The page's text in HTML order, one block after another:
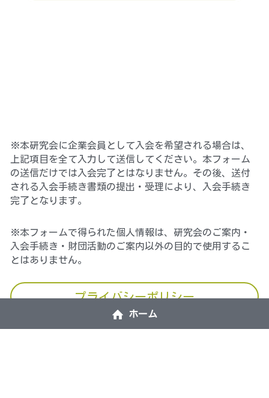
※本研究会に企業会員として入会を希望される場合は、
上記項目を全て入力して送信してください。本フォーム
の送信だけでは入会完了とはなりません。その後、送付
される入会手続き書類の提出・受理により、入会手続き
完了となります。
※本フォームで得られた個人情報は、研究会のご案内・
入会手続き・財団活動のご案内以外の目的で使用するこ
とはありません。
プライバシーポリシー
ホーム